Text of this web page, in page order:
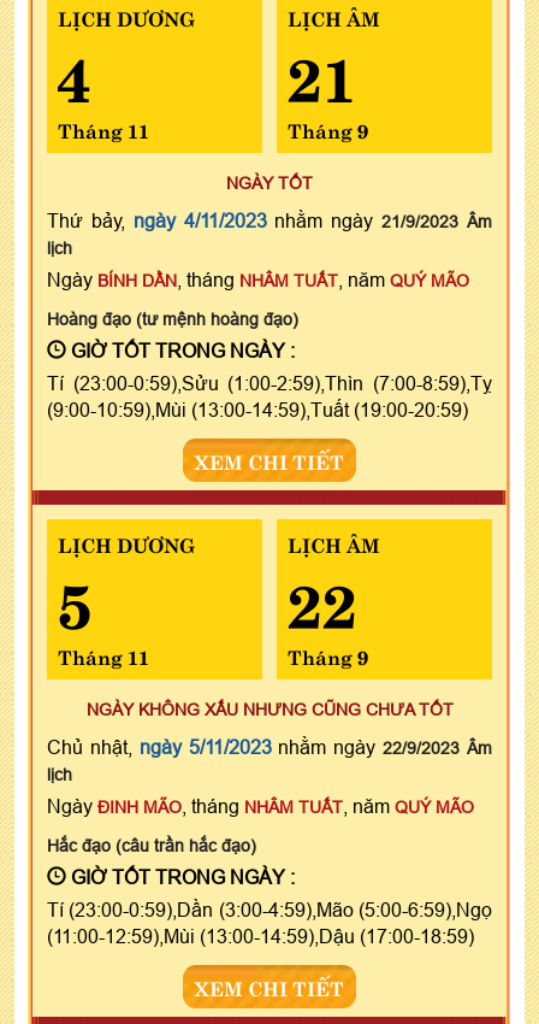
LỊCH DƯƠNG
4
Tháng 11
LỊCH ÂM
21
Tháng 9
NGÀY TỐT
Thứ bảy, ngày 4/11/2023nhằm ngày21/9/2023 Âm
lịch
Ngày BÍNH DẦN , tháng NHÂM TUẤT , năm QUÝ MÃO
Hoàng đạo (tư mệnh hoàng đạo)
GIỜ TỐT TRONG NGÀY :
Tí (23:00-0:59),Sửu (1:00-2:59),Thìn (7:00-8:59),Tỵ
(9:00-10:59),Mùi (13:00-14:59),Tuất (19:00-20:59)
XEM CHI TIẾT
LỊCH DƯƠNG
5
Tháng 11
LỊCH ÂM
22
Tháng 9
NGÀY KHÔNG XẤU NHƯNG CŨNG CHƯA TỐT
Chủ nhật, ngày 5/11/2023nhằm ngày22/9/2023 Âm
lịch
Ngày ĐINH MÃO , tháng NHÂM TUẤT , năm QUÝ MÃO
Hắc đạo (câu trần hắc đạo)
GIỜ TỐT TRONG NGÀY :
Tí (23:00-0:59),Dần (3:00-4:59),Mão (5:00-6:59),Ngọ
(11:00-12:59),Mùi (13:00-14:59),Dậu (17:00-18:59)
XEM CHI TIẾT